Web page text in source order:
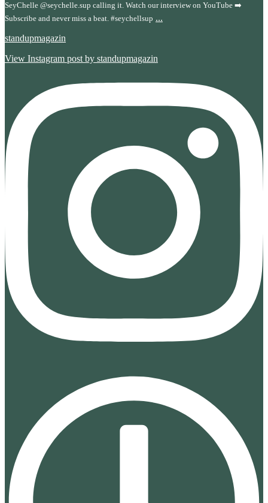
SeyChelle @seychelle.sup calling it. Watch our interview on YouTube ➡️
Subscribe and never miss a beat. #seychellsup ...
standupmagazin
View Instagram post by standupmagazin